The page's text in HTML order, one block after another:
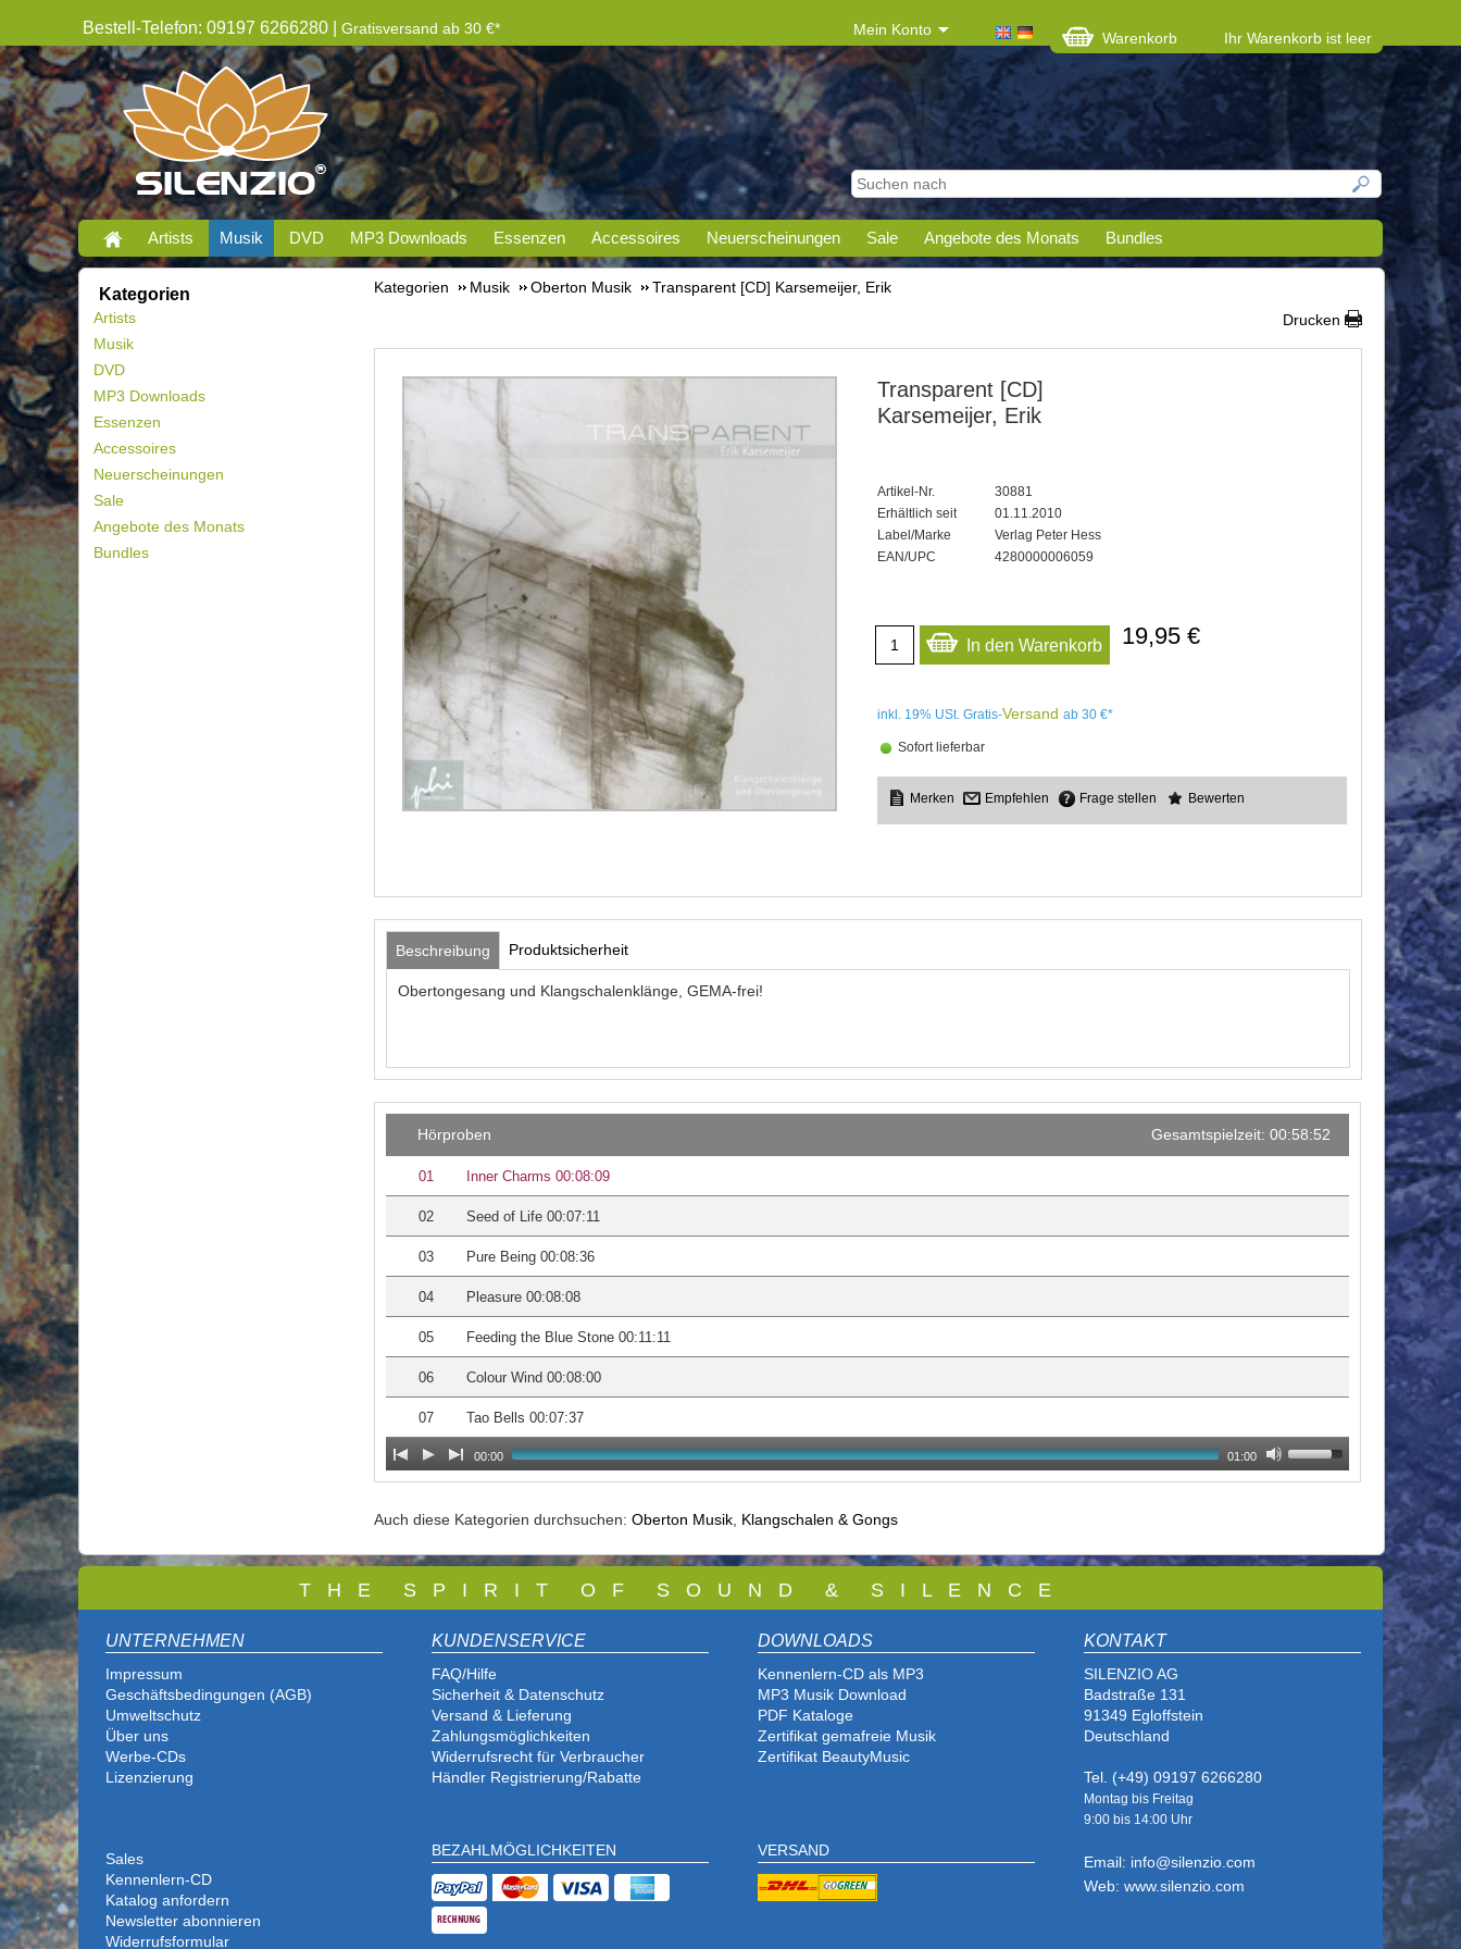
Bestell-Telefon: 09197 6266280 | Gratisversand ab 30 €* Mein Konto Warenkorb Ihr Warenkorb ist leer
Artists Musik DVD MP3 Downloads Essenzen Accessoires Neuerscheinungen Sale Angebote des Monats Bundles
Kategorien
Artists
Musik
DVD
MP3 Downloads
Essenzen
Accessoires
Neuerscheinungen
Sale
Angebote des Monats
Bundles
Kategorien Musik Oberton Musik
Transparent [CD] Karsemeijer, Erik
Drucken
Transparent [CD]
Karsemeijer, Erik
Artikel-Nr.
30881
Erhältlich seit
01.11.2010
Label/Marke
Verlag Peter Hess
EAN/UPC
4280000006059
In den Warenkorb 19,95 €
inkl. 19% USt. Gratis-Versand ab 30 €*
Sofort lieferbar
Empfehlen Frage stellen Bewerten
Beschreibung Produktsicherheit
Obertongesang und Klangschalenklänge, GEMA-frei!
Hörproben Gesamtspielzeit: 00:58:52
01 Inner Charms 00:08:09
02 Seed of Life 00:07:11
03 Pure Being 00:08:36
04 Pleasure 00:08:08
05 Feeding the Blue Stone 00:11:11
06 Colour Wind 00:08:00
07 Tao Bells 00:07:37
00:00 01:00
Auch diese Kategorien durchsuchen: Oberton Musik Klangschalen & Gongs
T H E S P I R I T O F S O U N D & S I L E N C E
UNTERNEHMEN
Impressum
Geschäftsbedingungen (AGB)
Umweltschutz
Über uns
Werbe-CDs
Lizenzierung
KUNDENSERVICE
FAQ/Hilfe
Sicherheit & Datenschutz
Versand & Lieferung
Zahlungsmöglichkeiten
Widerrufsrecht für Verbraucher
Händler Registrierung/Rabatte
DOWNLOADS
Kennenlern-CD als MP3
MP3 Musik Download
PDF Kataloge
Zertifikat gemafreie Musik
Zertifikat BeautyMusic
Sales
Kennenlern-CD
Katalog anfordern
Newsletter abonnieren
Widerrufsformular
BEZAHLMÖGLICHKEITEN VERSAND
KONTAKT
SILENZIO AG
Badstraße 131
91349 Egloffstein
Deutschland
Tel. (+49) 09197 6266280
Montag bis Freitag
9:00 bis 14:00 Uhr
Email: info@silenzio.com
Web: www.silenzio.com